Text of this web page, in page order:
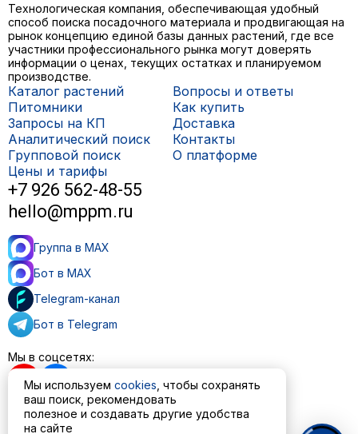
Технологическая компания, обеспечивающая удобный
способ поиска посадочного материала и продвигающая на
рынок концепцию единой базы данных растений, где все
участники профессионального рынка могут доверять
информации о ценах, текущих остатках и планируемом
производстве.
Каталог растений
Питомники
Запросы на КП
Аналитический поиск
Групповой поиск
Цены и тарифы
Вопросы и ответы
Как купить
Доставка
Контакты
О платформе
+7 926 562-48-55
hello@mppm.ru
Группа в MAX
Бот в MAX
Telegram-канал
Бот в Telegram
Мы в соцсетях:
Пользовательское соглашение
Мы используем cookies , чтобы сохранять
ваш поиск, рекомендовать
полезное и создавать другие удобства
на сайте